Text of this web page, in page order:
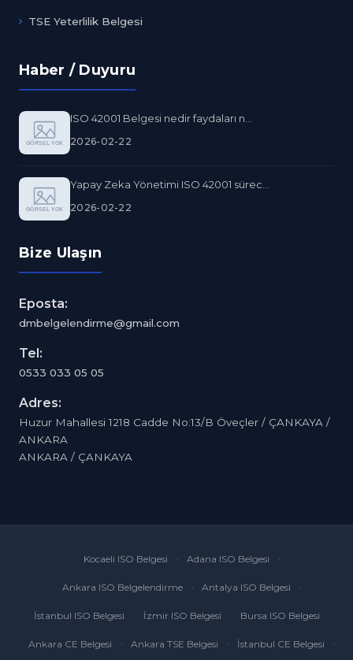
TSE Yeterlilik Belgesi
Haber / Duyuru
ISO 42001 Belgesi nedir faydaları n...
2026-02-22
Yapay Zeka Yönetimi ISO 42001 sürec...
2026-02-22
Bize Ulaşın
Eposta:
dmbelgelendirme@gmail.com
Tel:
0533 033 05 05
Adres:
Huzur Mahallesi 1218 Cadde No:13/B Öveçler / ÇANKAYA /
ANKARA
ANKARA / ÇANKAYA
Kocaeli ISO Belgesi Adana ISO Belgesi
Ankara ISO Belgelendirme Antalya ISO Belgesi
İstanbul ISO Belgesi İzmir ISO Belgesi Bursa ISO Belgesi
Ankara CE Belgesi Ankara TSE Belgesi İstanbul CE Belgesi